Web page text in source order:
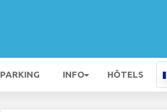
PARKING INFO HÔTELS